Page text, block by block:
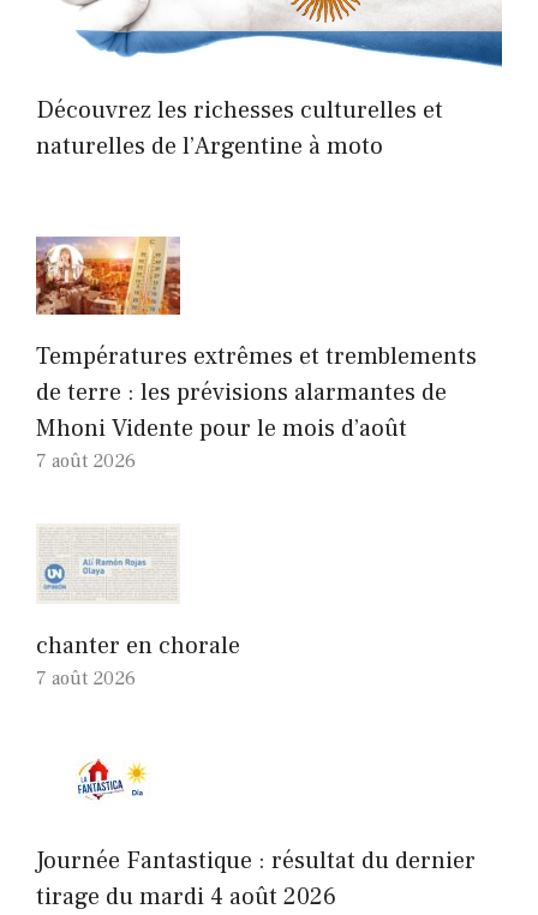
Découvrez les richesses culturelles et
naturelles de l’Argentine à moto
Températures extrêmes et tremblements
de terre : les prévisions alarmantes de
Mhoni Vidente pour le mois d’août
7 août 2026
chanter en chorale
7 août 2026
Journée Fantastique : résultat du dernier
tirage du mardi 4 août 2026